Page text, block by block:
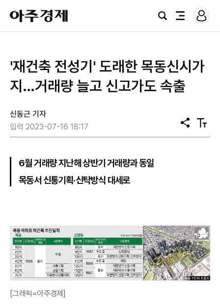
아
주
경
검
전
로
그
'재건축 전성기' 도래한 목동신시가
지…거래량 늘고 신고가도 속출
신동근 기자
입력 2023-07-16 18:17
공
유
텍
스
6월 거래량 지난해 상반기 거래량과 동일
목동서 신통기획·신탁방식 대세로
[그래픽=아주경제]